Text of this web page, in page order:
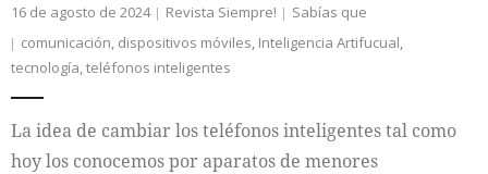
16 de agosto de 2024 Revista Siempre!
Sabías que
comunicación, dispositivos móviles, Inteligencia Artifucual,
tecnología,teléfonos inteligentes
La idea de cambiar los teléfonos inteligentes tal como
hoy los conocemos por aparatos de menores